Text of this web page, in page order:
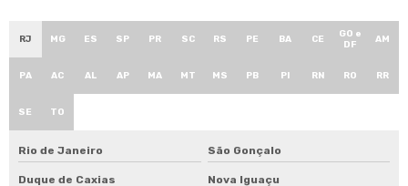
RJ MG ES SP PR SC RS PE BA CE
GO e
DF
AM
PA AC AL AP MA MT MS PB PI RN RO RR
SE TO
Rio de Janeiro São Gonçalo
Duque de Caxias Nova Iguaçu